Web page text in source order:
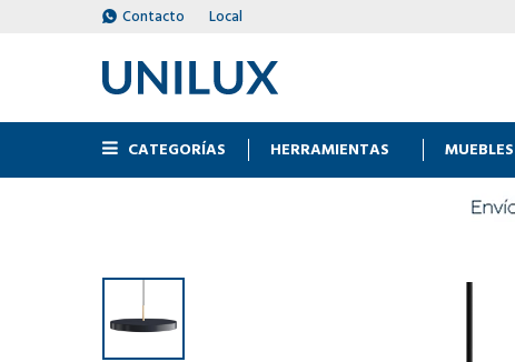
CATEGORÍAS HERRAMIENTAS MUEBLES
Contacto Local